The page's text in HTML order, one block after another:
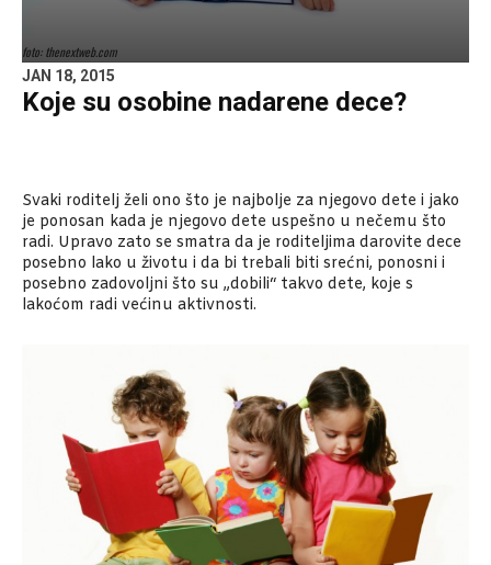
foto: thenextweb.com
JAN 18, 2015
Koje su osobine nadarene dece?
Svaki roditelj želi ono što je najbolje za njegovo dete i jako
je ponosan kada je njegovo dete uspešno u nečemu što
radi. Upravo zato se smatra da je roditeljima darovite dece
posebno lako u životu i da bi trebali biti srećni, ponosni i
posebno zadovoljni što su „dobili“ takvo dete, koje s
lakoćom radi većinu aktivnosti.